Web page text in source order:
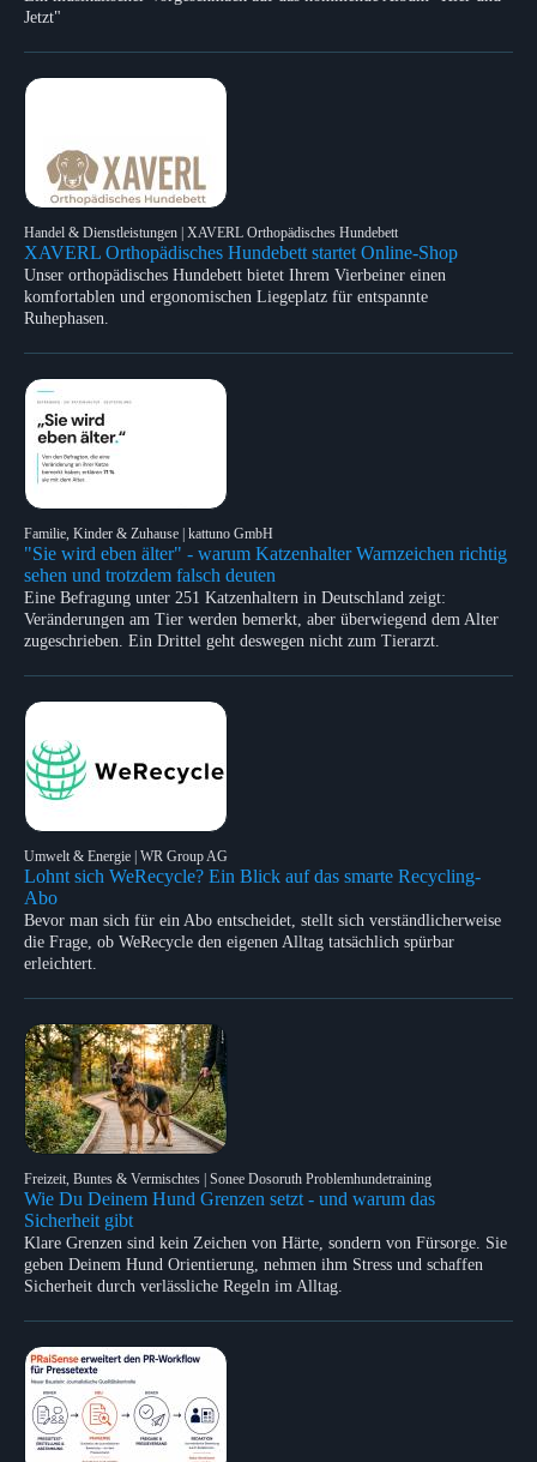
Jetzt"
Handel & Dienstleistungen | XAVERL Orthopädisches Hundebett
XAVERL Orthopädisches Hundebett startet Online-Shop
Unser orthopädisches Hundebett bietet Ihrem Vierbeiner einen
komfortablen und ergonomischen Liegeplatz für entspannte
Ruhephasen.
Familie, Kinder & Zuhause | kattuno GmbH
"Sie wird eben älter" - warum Katzenhalter Warnzeichen richtig
sehen und trotzdem falsch deuten
Eine Befragung unter 251 Katzenhaltern in Deutschland zeigt:
Veränderungen am Tier werden bemerkt, aber überwiegend dem Alter
zugeschrieben. Ein Drittel geht deswegen nicht zum Tierarzt.
Umwelt & Energie | WR Group AG
Lohnt sich WeRecycle? Ein Blick auf das smarte Recycling-
Abo
Bevor man sich für ein Abo entscheidet, stellt sich verständlicherweise
die Frage, ob WeRecycle den eigenen Alltag tatsächlich spürbar
erleichtert.
Freizeit, Buntes & Vermischtes | Sonee Dosoruth Problemhundetraining
Wie Du Deinem Hund Grenzen setzt - und warum das
Sicherheit gibt
Klare Grenzen sind kein Zeichen von Härte, sondern von Fürsorge. Sie
geben Deinem Hund Orientierung, nehmen ihm Stress und schaffen
Sicherheit durch verlässliche Regeln im Alltag.